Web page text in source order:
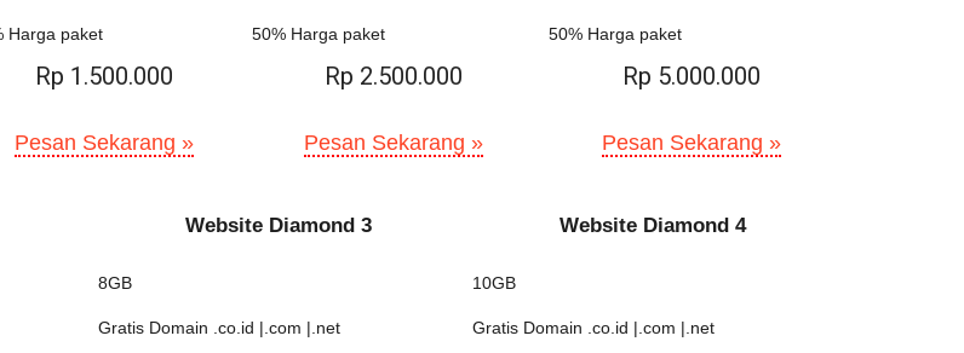
Harga paket 50% Harga paket 50% Harga paket
Rp 1.500.000 Rp 2.500.000 Rp 5.000.000
Pesan Sekarang » Pesan Sekarang » Pesan Sekarang »
Website Diamond 3 Website Diamond 4
8GB 10GB
Gratis Domain .co.id |.com |.net Gratis Domain .co.id |.com |.net